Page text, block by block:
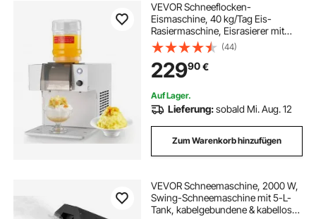
VEVOR Schneeflocken-
Eismaschine, 40 kg/Tag Eis-
Rasiermaschine, Eisrasierer mit
Edelstahlklinge, elektrischer
Bingsu-Maschine mit 1,8 L Tank,
90-s-Schnellkühlung, für Zuhause
kleine Veranstaltung
(44)
22990€
Auf Lager.
Lieferung:sobald Mi. Aug. 12
Zum Warenkorb hinzufügen
VEVOR Schneemaschine, 2000 W,
Swing-Schneemaschine mit 5-L-
Tank, kabelgebundene & kabellose